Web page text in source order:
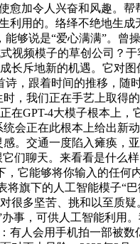
愈加令人兴奋和风趣。帮
利用的。络绎不绝地生成
够说是“爱心满满”。曾
视频模子的草创公司？
长斥地新的机遇。它对
，跟着时间的推移，随
，我们正在手艺上取得
在GPT-4大模子根本上，
会正在此根本上给出新
。交通一度陷入瘫痪，
们聊天。来看看是什么
它能够将你输入的任何
旗下的人工智能模子“巴
很多坚苦、挑和以至质
事，可供人工智能利用
有人会用手机拍一部被数